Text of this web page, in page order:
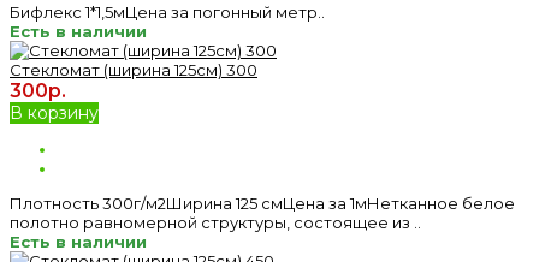
Бифлекс 1*1,5мЦена за погонный метр..
Есть в наличии
Стекломат (ширина 125см) 300
300р.
В корзину
Плотность 300г/м2Ширина 125 смЦена за 1мНетканное белое
полотно равномерной структуры, состоящее из ..
Есть в наличии